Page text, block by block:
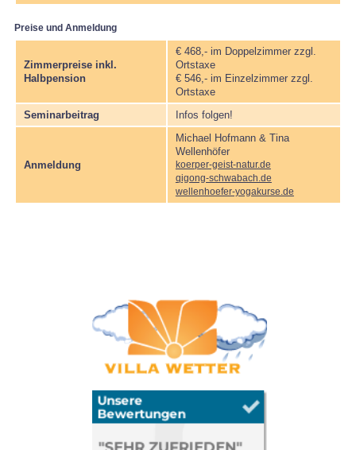
Preise und Anmeldung
Zimmerpreise inkl.
Halbpension
€ 468,- im Doppelzimmer zzgl.
Ortstaxe
€ 546,- im Einzelzimmer zzgl.
Ortstaxe
Seminarbeitrag
Infos folgen!
Anmeldung
Michael Hofmann & Tina
Wellenhöfer
koerper-geist-natur.de
qigong-schwabach.de
wellenhoefer-yogakurse.de